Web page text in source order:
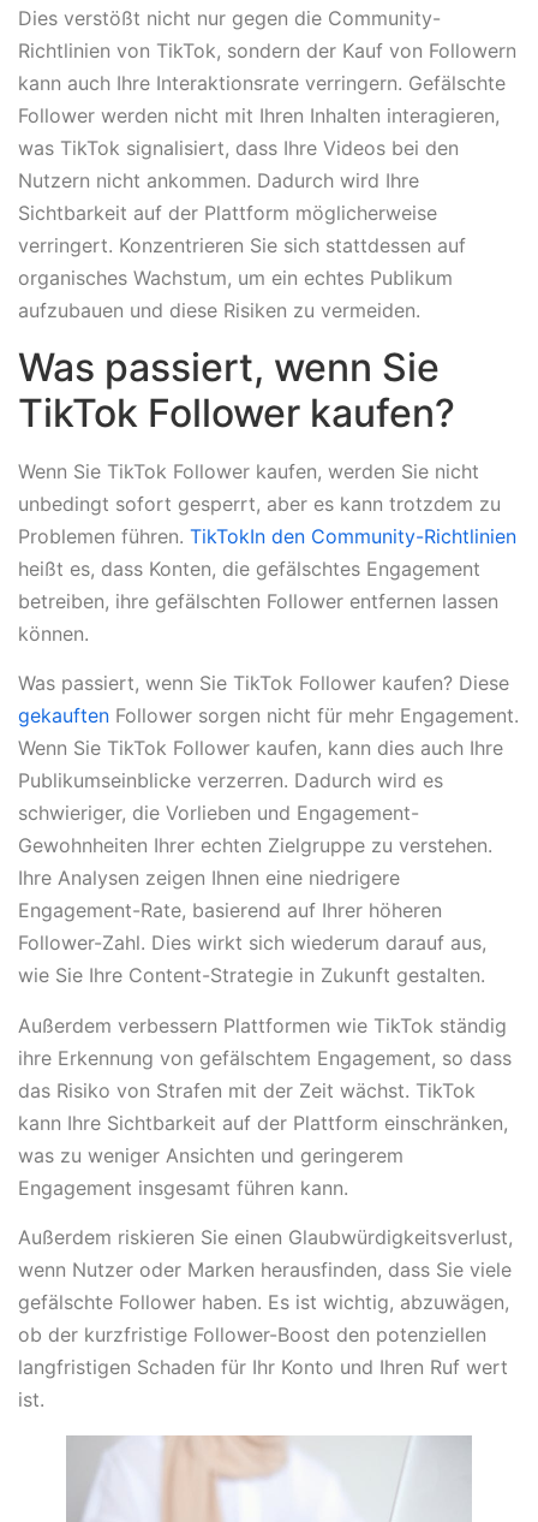
Dies verstößt nicht nur gegen die Community-
Richtlinien von TikTok, sondern der Kauf von Followern
kann auch Ihre Interaktionsrate verringern. Gefälschte
Follower werden nicht mit Ihren Inhalten interagieren,
was TikTok signalisiert, dass Ihre Videos bei den
Nutzern nicht ankommen. Dadurch wird Ihre
Sichtbarkeit auf der Plattform möglicherweise
verringert. Konzentrieren Sie sich stattdessen auf
organisches Wachstum, um ein echtes Publikum
aufzubauen und diese Risiken zu vermeiden.
Was passiert, wenn Sie
TikTok Follower kaufen?
Wenn Sie TikTok Follower kaufen, werden Sie nicht
unbedingt sofort gesperrt, aber es kann trotzdem zu
Problemen führen. TikTokIn den Community-Richtlinien
heißt es, dass Konten, die gefälschtes Engagement
betreiben, ihre gefälschten Follower entfernen lassen
können.
Was passiert, wenn Sie TikTok Follower kaufen? Diese
gekauften Follower sorgen nicht für mehr Engagement.
Wenn Sie TikTok Follower kaufen, kann dies auch Ihre
Publikumseinblicke verzerren. Dadurch wird es
schwieriger, die Vorlieben und Engagement-
Gewohnheiten Ihrer echten Zielgruppe zu verstehen.
Ihre Analysen zeigen Ihnen eine niedrigere
Engagement-Rate, basierend auf Ihrer höheren
Follower-Zahl. Dies wirkt sich wiederum darauf aus,
wie Sie Ihre Content-Strategie in Zukunft gestalten.
Außerdem verbessern Plattformen wie TikTok ständig
ihre Erkennung von gefälschtem Engagement, so dass
das Risiko von Strafen mit der Zeit wächst. TikTok
kann Ihre Sichtbarkeit auf der Plattform einschränken,
was zu weniger Ansichten und geringerem
Engagement insgesamt führen kann.
Außerdem riskieren Sie einen Glaubwürdigkeitsverlust,
wenn Nutzer oder Marken herausfinden, dass Sie viele
gefälschte Follower haben. Es ist wichtig, abzuwägen,
ob der kurzfristige Follower-Boost den potenziellen
langfristigen Schaden für Ihr Konto und Ihren Ruf wert
ist.